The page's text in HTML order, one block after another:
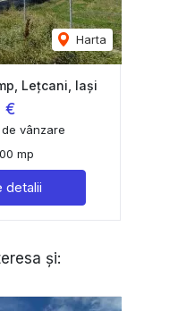
Harta
Lețcani, Iași
€
vânzare
mp
detalii
și: